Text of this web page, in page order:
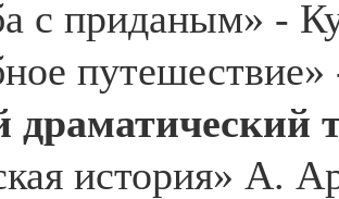
с приданым» -
история» А.